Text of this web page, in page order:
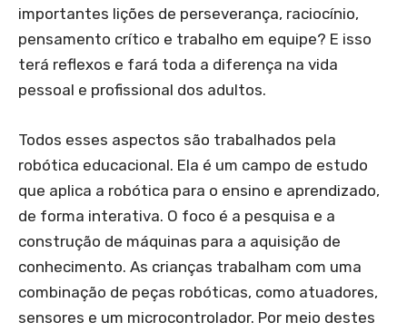
importantes lições de perseverança, raciocínio,
pensamento crítico e trabalho em equipe? E isso
terá reflexos e fará toda a diferença na vida
pessoal e profissional dos adultos.
Todos esses aspectos são trabalhados pela
robótica educacional. Ela é um campo de estudo
que aplica a robótica para o ensino e aprendizado,
de forma interativa. O foco é a pesquisa e a
construção de máquinas para a aquisição de
conhecimento. As crianças trabalham com uma
combinação de peças robóticas, como atuadores,
sensores e um microcontrolador. Por meio destes